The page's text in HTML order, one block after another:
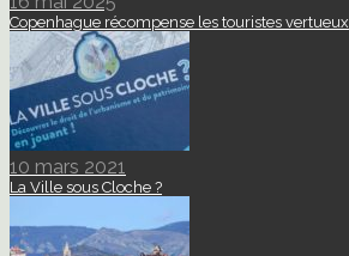
Copenhague récompense les touristes vertueux
10 mars 2021
La Ville sous Cloche ?